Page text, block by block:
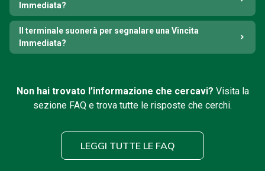
Immediata?
Il terminale suonerà per segnalare una Vincita
Immediata?
Non hai trovato l’informazione che cercavi? Visita la
sezione FAQ e trova tutte le risposte che cerchi.
LEGGI TUTTE LE FAQ